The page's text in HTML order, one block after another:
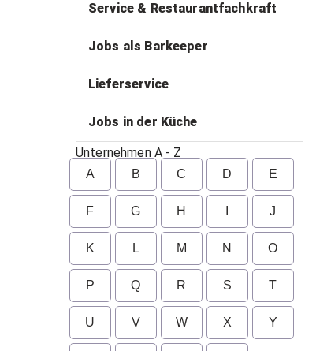
Service & Restaurantfachkraft
Jobs als Barkeeper
Lieferservice
Jobs in der Küche
Unternehmen A - Z
A B C D E
F G H J
K L M N O
P Q R S T
U V W X Y